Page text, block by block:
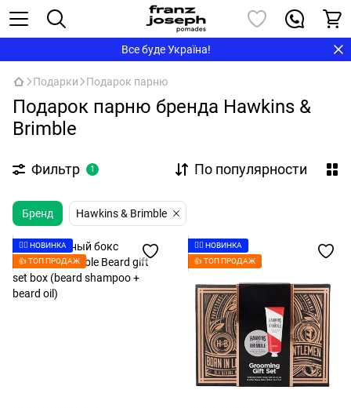
Все буде Україна!
Подарки Подарок парню
Подарок парню бренда Hawkins &
Brimble
Фильтр 1 По популярности
Бренд Hawkins & Brimble
👉🏻 НОВИНКА
👍 ТОП ПРОДАЖ
👉🏻 НОВИНКА
👍 ТОП ПРОДАЖ